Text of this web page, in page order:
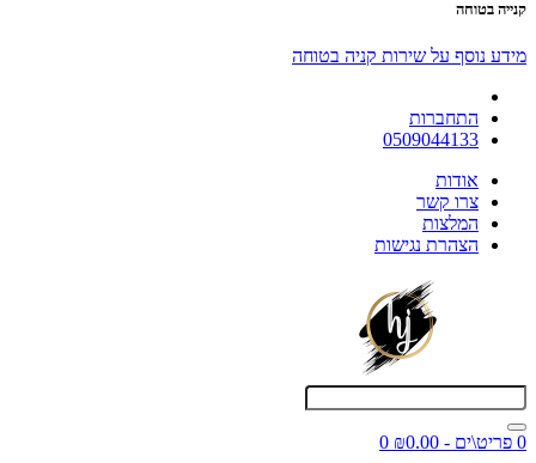
קנייה בטוחה
מידע נוסף על שירות קניה בטוחה
התחברות
0509044133
אודות
צרו קשר
המלצות
הצהרת נגישות
0 פריט\ים - ₪0.00
0